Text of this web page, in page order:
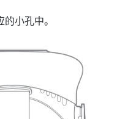
小孔中。